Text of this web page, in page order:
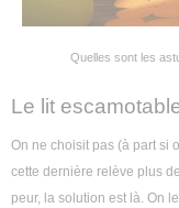
Quelles sont les
Le lit
On ne choisit pas (à part si
cette dernière relève plus
peur, la solution est là. On